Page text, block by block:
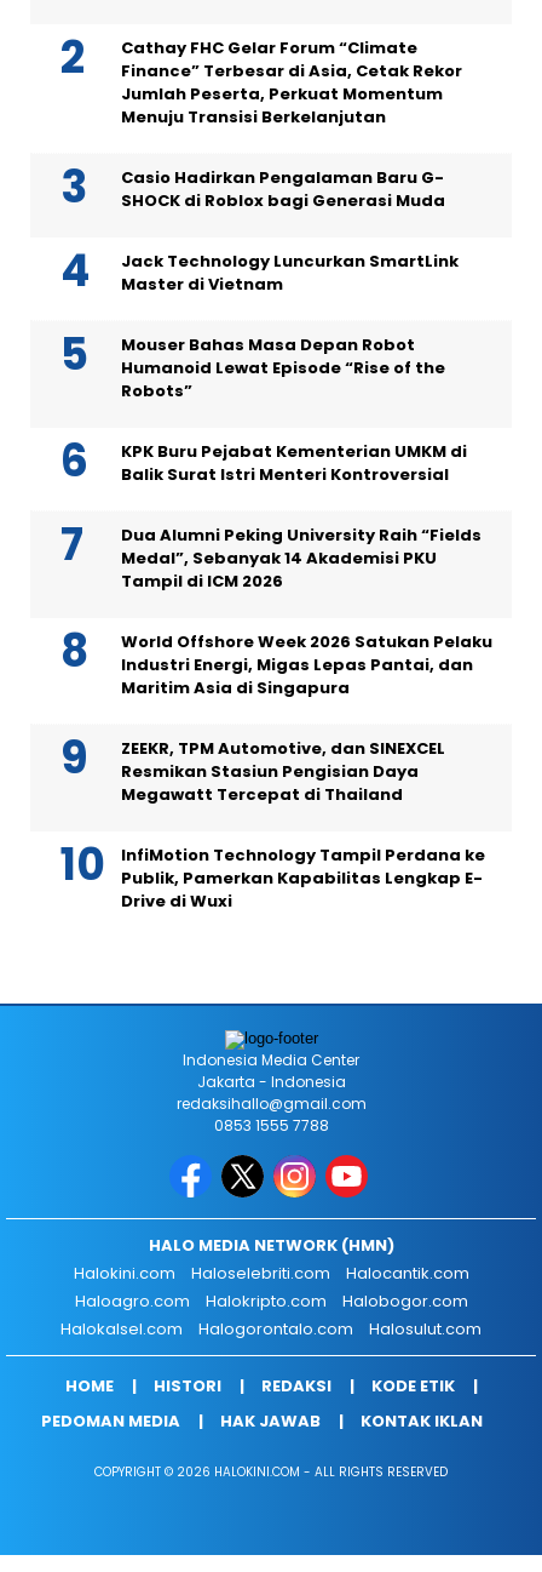
Cathay FHC Gelar Forum “Climate
Finance” Terbesar di Asia, Cetak Rekor
Jumlah Peserta, Perkuat Momentum
Menuju Transisi Berkelanjutan
Casio Hadirkan Pengalaman Baru G-
SHOCK di Roblox bagi Generasi Muda
Jack Technology Luncurkan SmartLink
Master di Vietnam
Mouser Bahas Masa Depan Robot
Humanoid Lewat Episode “Rise of the
Robots”
KPK Buru Pejabat Kementerian UMKM di
Balik Surat Istri Menteri Kontroversial
Dua Alumni Peking University Raih “Fields
Medal”, Sebanyak 14 Akademisi PKU
Tampil di ICM 2026
World Offshore Week 2026 Satukan Pelaku
Industri Energi, Migas Lepas Pantai, dan
Maritim Asia di Singapura
ZEEKR, TPM Automotive, dan SINEXCEL
Resmikan Stasiun Pengisian Daya
Megawatt Tercepat di Thailand
InfiMotion Technology Tampil Perdana ke
Publik, Pamerkan Kapabilitas Lengkap E-
Drive di Wuxi
Indonesia Media Center
Jakarta - Indonesia
redaksihallo@gmail.com
0853 1555 7788
HALO MEDIA NETWORK (HMN)
Halokini.com
Haloselebriti.com
Halocantik.com
Haloagro.com
Halokripto.com
Halobogor.com
Halokalsel.com
Halogorontalo.com Halosulut.com
HOME HISTORI REDAKSI
KODE ETIK
PEDOMAN MEDIA
HAK JAWAB KONTAK IKLAN
COPYRIGHT © 2026 HALOKINI.COM - ALL RIGHTS RESERVED